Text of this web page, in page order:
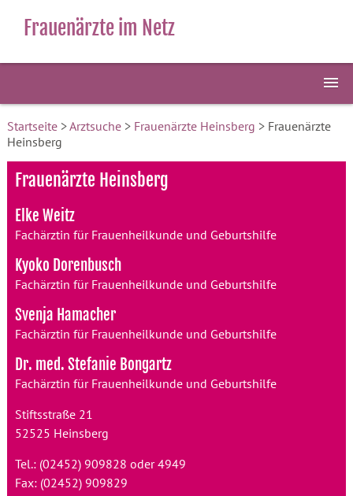
Frauenärzte im Netz
Startseite>Arztsuche> Frauenärzte Heinsberg > Frauenärzte
Heinsberg
Frauenärzte Heinsberg
Elke Weitz
Fachärztin für Frauenheilkunde und Geburtshilfe
Kyoko Dorenbusch
Fachärztin für Frauenheilkunde und Geburtshilfe
Svenja Hamacher
Fachärztin für Frauenheilkunde und Geburtshilfe
Dr. med. Stefanie Bongartz
Fachärztin für Frauenheilkunde und Geburtshilfe
Stiftsstraße 21
52525 Heinsberg
Tel.: (02452) 909828 oder 4949
Fax: (02452) 909829